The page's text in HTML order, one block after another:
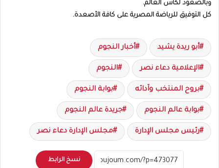
وبالصعود لكأس العالم.
كل التوفيق للرياضة المصرية على كافة الأصعدة.
أبو ريدة يشيد أخبار النجوم
الإعلامية دعاء نصر النجوم
بروح المنتخب وآدائه بوابة النجوم
بوابة عالم النجوم جريدة عالم النجوم
رئيس مجلس الإدارة مجلس الإدارة دعاء نصر
نسخ الرابط